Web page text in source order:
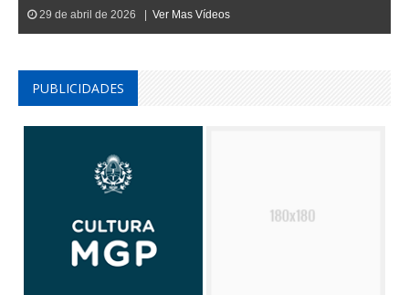
29 de abril de 2026 | Ver Mas Vídeos
PUBLICIDADES